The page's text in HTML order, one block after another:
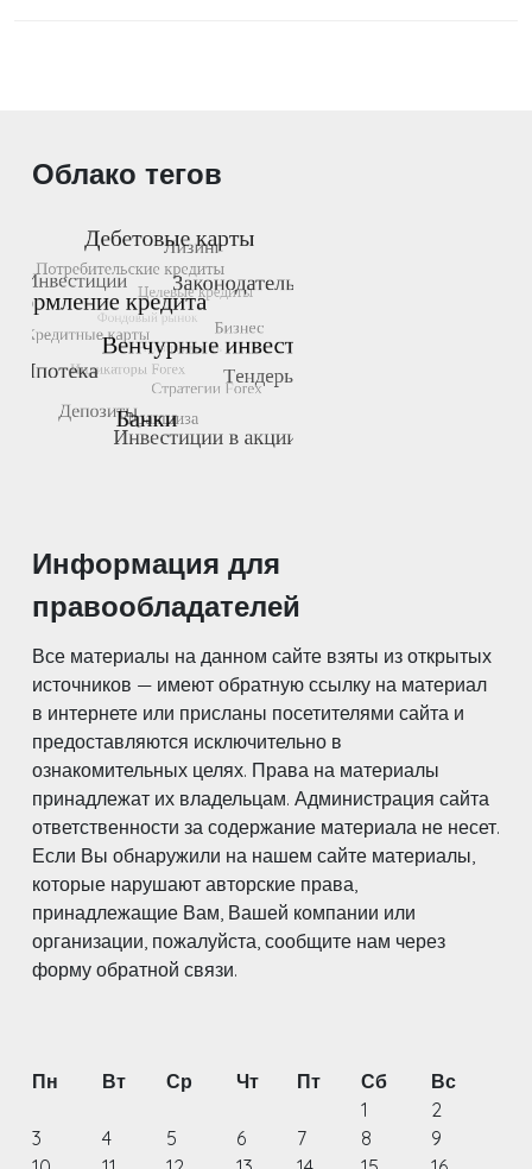
Облако тегов
Информация для
правообладателей
Все материалы на данном сайте взяты из открытых
источников — имеют обратную ссылку на материал
в интернете или присланы посетителями сайта и
предоставляются исключительно в
ознакомительных целях. Права на материалы
принадлежат их владельцам. Администрация сайта
ответственности за содержание материала не несет.
Если Вы обнаружили на нашем сайте материалы,
которые нарушают авторские права,
принадлежащие Вам, Вашей компании или
организации, пожалуйста, сообщите нам через
форму обратной связи.
Пн Вт Ср Чт Пт Сб
Вс
1
2
3
4 5 6 7 8
9